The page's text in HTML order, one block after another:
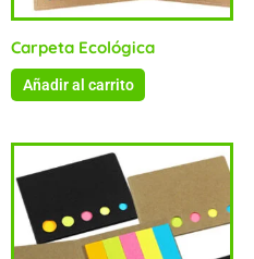
Carpeta Ecológica
Añadir al carrito